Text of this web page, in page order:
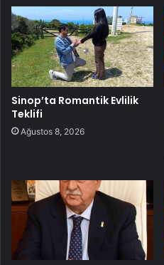
Sinop’ta Romantik Evlilik
Teklifi
Ağustos 8, 2026